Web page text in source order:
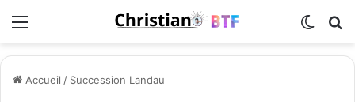
Accueil / Succession Landau